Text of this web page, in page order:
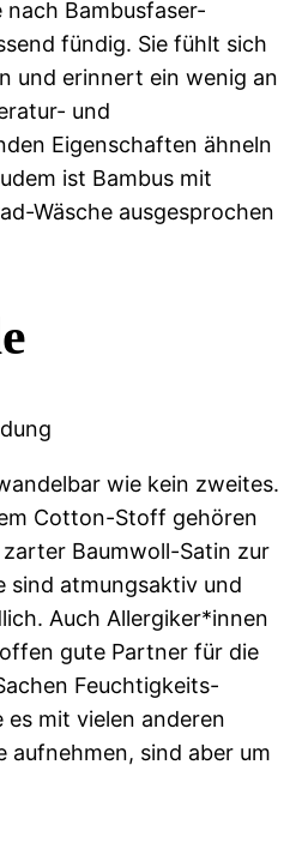
Bambusfaser-
fündig. Sie fühlt sich
und erinnert ein wenig an
und
Eigenschaften ähneln
ist Bambus mit
Wäsche ausgesprochen
wie kein zweites.
Cotton-Stoff gehören
Baumwoll-Satin zur
sind atmungsaktiv und
Auch Allergiker*innen
gute Partner für die
Feuchtigkeits-
mit vielen anderen
aufnehmen, sind aber um